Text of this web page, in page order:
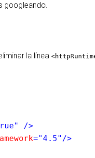
googleando.
la línea
/>
="4.5"/>